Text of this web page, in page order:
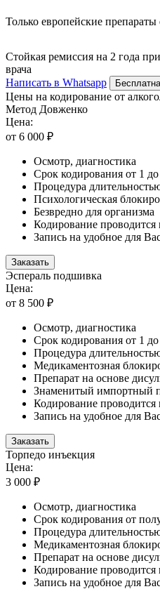
Только европейские
Стойкая ремиссия на 2 года
врача
Написать в Whatsapp
Цены на кодирование от
Метод Довженко
Цена:
от 6 000 ₽
Осмотр, диагностика
Срок кодирования от 1 до
Процедура
Психологическая
Безвредно для организма
Кодирование проводится
Запись на удобное для
Заказать
Эспераль подшивка
Цена:
от 8 500 ₽
Осмотр, диагностика
Срок кодирования от 1 до
Процедура
Медикаментозная
Препарат на основе
Знаменитый импортный
Кодирование проводится
Запись на удобное для
Заказать
Торпедо инъекция
Цена:
3 000 ₽
Осмотр, диагностика
Срок кодирования от
Процедура
Медикаментозная
Препарат на основе
Кодирование проводится
Запись на удобное для